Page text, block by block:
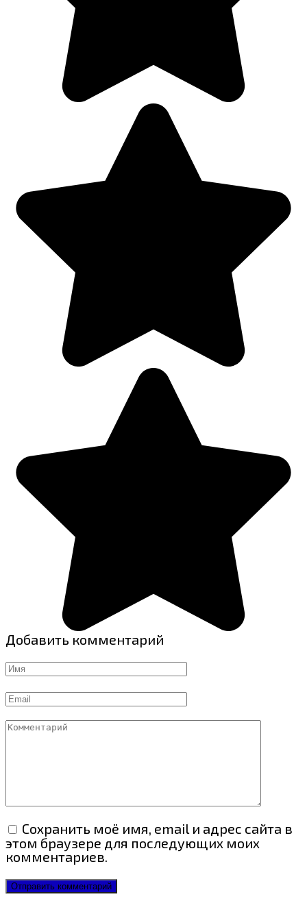
Добавить комментарий
Имя
Email
Комментарий
Сохранить моё имя, email и адрес сайта в
этом браузере для последующих моих
комментариев.